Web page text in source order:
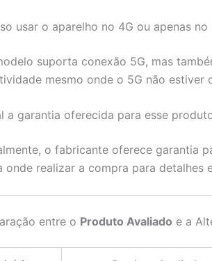
usar o aparelho no 4G ou apenas no
suporta conexão 5G, mas
mesmo onde o 5G não estiver
a garantia oferecida para esse
o fabricante oferece garantia
onde realizar a compra para detalhes
entre o Produto Avaliado e a